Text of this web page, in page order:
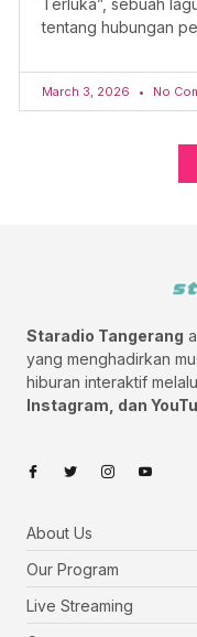
Terluka”, sebuah
tentang hubungan
March 3, 2026 No
Staradio Tangerang
yang menghadirkan
hiburan interaktif
Instagram, dan
About Us
Our Program
Live Streaming